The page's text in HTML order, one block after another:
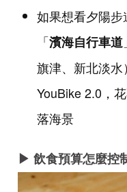
如果想看夕陽
「濱海自行車道
旗津、新北淡
YouBike 2.0，
落海景
▶ 飲食預算怎麼控